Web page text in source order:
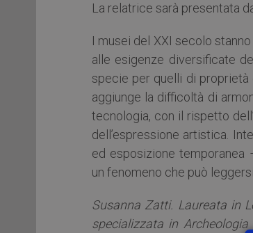
La relatrice sarà presentata
I musei del XXI secolo
alle esigenze diversificate
specie per quelli di proprietà
aggiunge la difficoltà di
tecnologia, con il rispetto
dell’espressione artistica.
ed esposizione
un fenomeno che può
Susanna Zatti. Laureata in
specializzata in